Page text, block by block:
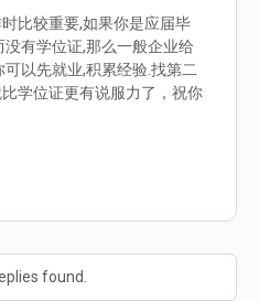
比较重要,如果你是应届毕
有学位证,那么一般企业给
以先就业,积累经验.找第二
学位证更有说服力了，祝你
found.